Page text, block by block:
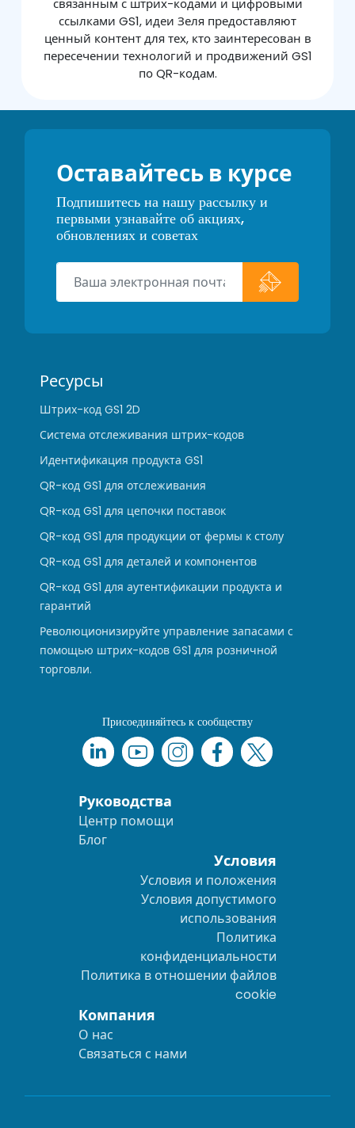
связанным с штрих-кодами и цифровыми
ссылками GS1, идеи Зеля предоставляют
ценный контент для тех, кто заинтересован в
пересечении технологий и продвижений GS1
по QR-кодам.
Оставайтесь в курсе
Подпишитесь на нашу рассылку и
первыми узнавайте об акциях,
обновлениях и советах
Ресурсы
Штрих-код GS1 2D
Система отслеживания штрих-кодов
Идентификация продукта GS1
QR-код GS1 для отслеживания
QR-код GS1 для цепочки поставок
QR-код GS1 для продукции от фермы к столу
QR-код GS1 для деталей и компонентов
QR-код GS1 для аутентификации продукта и
гарантий
Революционизируйте управление запасами с
помощью штрих-кодов GS1 для розничной
торговли.
Присоединяйтесь к сообществу
Руководства
Центр помощи
Блог
Условия
Условия и положения
Условия допустимого
использования
Политика
конфиденциальности
Политика в отношении файлов
cookie
Компания
О нас
Связаться с нами